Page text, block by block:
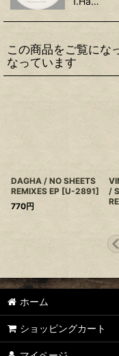
この商品をご覧にな
なっています
DAGHA / NO SHEETS
REMIXES EP [U-2891]
770円
/
ホーム
ショッピングカート